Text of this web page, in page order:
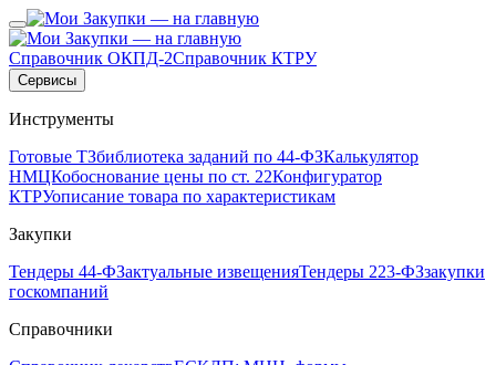
Справочник ОКПД-2Справочник КТРУ
Сервисы
Инструменты
Готовые ТЗбиблиотека заданий по 44-ФЗКалькулятор
НМЦКобоснование цены по ст. 22Конфигуратор
КТРУописание товара по характеристикам
Закупки
Тендеры 44-ФЗактуальные извещенияТендеры 223-ФЗзакупки
госкомпаний
Справочники